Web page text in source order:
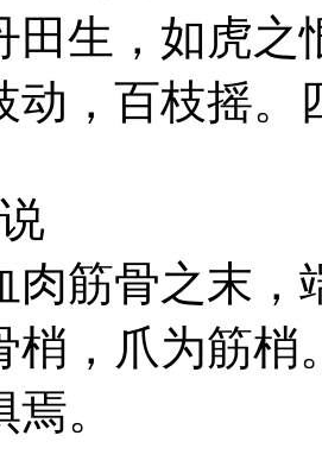
田生，如虎之
动，百枝摇。
骨之末，
梢，爪为筋梢
。